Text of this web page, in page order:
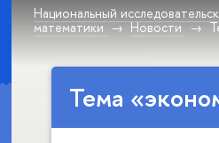
Национальный
математики
Новости
Тема